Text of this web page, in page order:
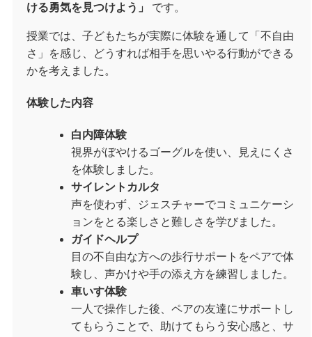
ける勇気を見つけよう」
です。
授業では、子どもたちが実際に体験を通して「不自由
さ」を感じ、どうすれば相手を思いやる行動ができる
かを考えました。
体験した内容
白内障体験
視界がぼやけるゴーグルを使い、見えにくさ
を体験しました。
サイレントカルタ
声を使わず、ジェスチャーでコミュニケーシ
ョンをとる楽しさと難しさを学びました。
ガイドヘルプ
目の不自由な方への歩行サポートをペアで体
験し、声かけや手の添え方を練習しました。
車いす体験
一人で操作した後、ペアの友達にサポートし
てもらうことで、助けてもらう安心感と、サ